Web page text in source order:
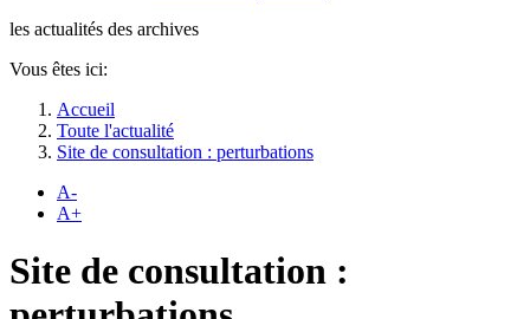
les actualités des archives
Vous êtes ici:
Accueil
Toute l'actualité
Site de consultation : perturbations
A-
A+
Site de consultation :